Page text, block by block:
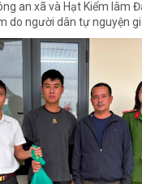
an xã và Hạt Kiểm lâm
do người dân tự nguyện